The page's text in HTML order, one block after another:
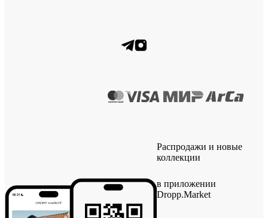
Распродажи и новые
коллекции
в приложении
Dropp.Market